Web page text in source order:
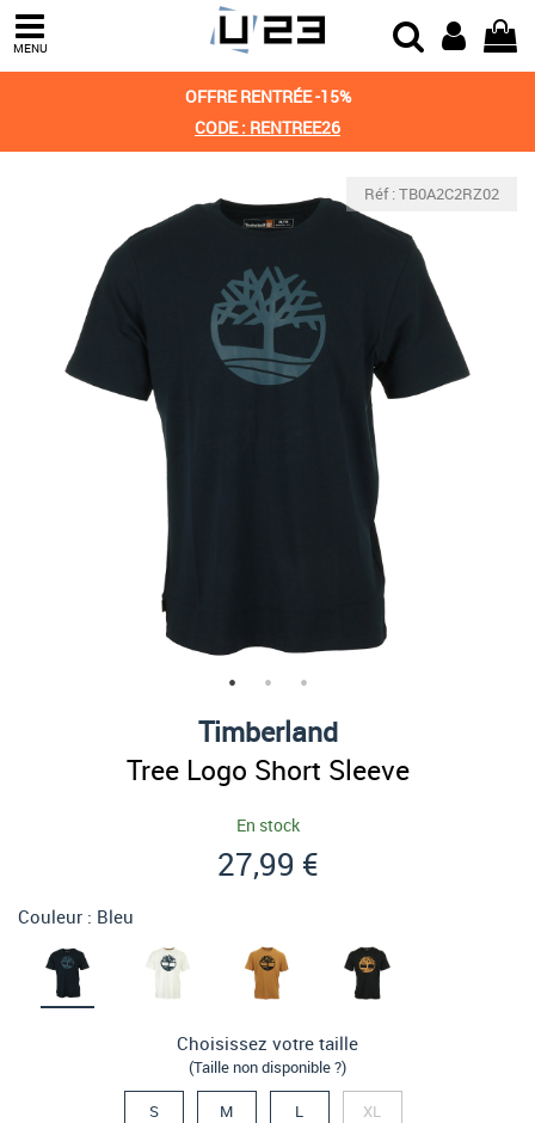
MENU
OFFRE RENTRÉE -15%
CODE : RENTREE26
Réf : TB0A2C2RZ02
Timberland
Tree Logo Short Sleeve
En stock
27,99 €
Couleur : Bleu
Choisissez votre taille
(Taille non disponible ?)
S M L XL